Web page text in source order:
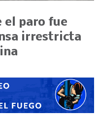
el paro fue
irrestricta